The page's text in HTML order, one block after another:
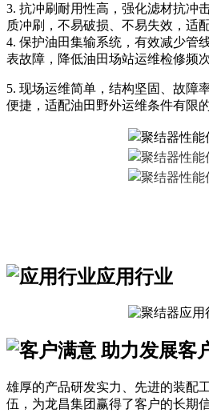
3. 抗冲刷耐用性高，强化滤材抗冲
质冲刷，不易破损、不易失效，适
4. 保护油田集输系统，有效减少管
表故障，降低油田场站运维检修频次
5. 现场运维简单，结构坚固、故障
便捷，适配油田野外运维条件有限的
应用行业
客
雄厚的产品研发实力、先进的装配
伍，为龙昌集团赢得了客户的长期